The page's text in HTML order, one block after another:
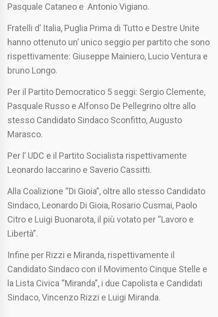
Pasquale Cataneo e Antonio Vigiano.
Fratelli d’ Italia, Puglia Prima di Tutto e Destre Unite
hanno ottenuto un’ unico seggio per partito che sono
rispettivamente: Giuseppe Mainiero, Lucio Ventura e
bruno Longo.
Per il Partito Democratico 5 seggi: Sergio Clemente,
Pasquale Russo e Alfonso De Pellegrino oltre allo
stesso Candidato Sindaco Sconfitto, Augusto
Marasco.
Per l’ UDC e il Partito Socialista rispettivamente
Leonardo Iaccarino e Saverio Cassitti.
Alla Coalizione “Di Gioia”, oltre allo stesso Candidato
Sindaco, Leonardo Di Gioia, Rosario Cusmai, Paolo
Citro e Luigi Buonarota, il più votato per “Lavoro e
Libertà”.
Infine per Rizzi e Miranda, rispettivamente il
Candidato Sindaco con il Movimento Cinque Stelle e
la Lista Civica “Miranda”, i due Capolista e Candidati
Sindaco, Vincenzo Rizzi e Luigi Miranda.